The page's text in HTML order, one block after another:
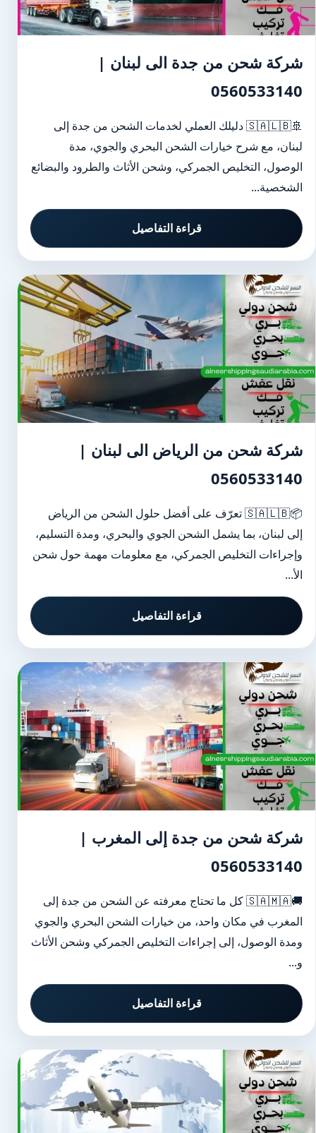
شركة شحن من جدة الى لبنان |
0560533140
🚢🇸🇦🇱🇧 دليلك العملي لخدمات الشحن من جدة إلى
لبنان، مع شرح خيارات الشحن البحري والجوي، مدة
الوصول، التخليص الجمركي، وشحن الأثاث والطرود والبضائع
الشخصية...
قراءة التفاصيل
شركة شحن من الرياض الى لبنان |
0560533140
📦🇸🇦🇱🇧 تعرّف على أفضل حلول الشحن من الرياض
إلى لبنان، بما يشمل الشحن الجوي والبحري، ومدة التسليم،
وإجراءات التخليص الجمركي، مع معلومات مهمة حول شحن
الأ...
قراءة التفاصيل
شركة شحن من جدة إلى المغرب |
0560533140
🚚🇸🇦🇲🇦 كل ما تحتاج معرفته عن الشحن من جدة إلى
المغرب في مكان واحد، من خيارات الشحن البحري والجوي
ومدة الوصول، إلى إجراءات التخليص الجمركي وشحن الأثاث
و...
قراءة التفاصيل